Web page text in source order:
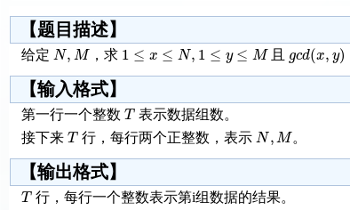
【题目描述】
给定 N,M ，求 1 ≤ x ≤ N,1 ≤ y ≤ M且 gcd(x,y)
【输入格式】
第一行一个整数 T 表示数据组数。
接下来 T 行，每行两个正整数，表示 N,M 。
【输出格式】
T 行，每行一个整数表示第i组数据的结果。